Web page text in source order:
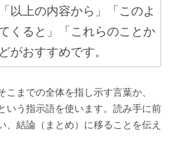
以上の内容から」「このよ
くると」「これらのことか
がおすすめです。
こまでの全体を指し示す言葉か、
いう指示語を使います。読み手に前
、結論（まとめ）に移ることを伝え